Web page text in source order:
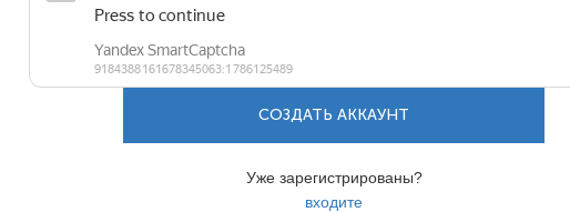
СОЗДАТЬ АККАУНТ
Уже зарегистрированы?
входите